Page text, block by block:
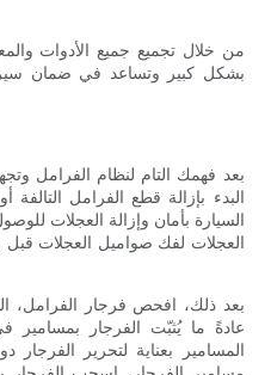
من خلال تجميع جميع الأدوات
بشكل كبير وتساعد في ضمان سير
بعد فهمك التام لنظام الفرامل
البدء بإزالة قطع الفرامل
السيارة بأمان وإزالة العجلات
العجلات لفك صواميل العجلات قبل
بعد ذلك، افحص فرجار الفرامل،
عادةً ما يُثبّت الفرجار
المسامير بعناية لتحرير